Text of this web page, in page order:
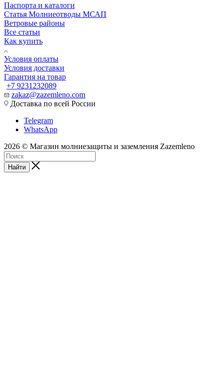
Паспорта и каталоги
Статья Молниеотводы МСАП
Ветровые районы
Все статьи
Как купить
Условия оплаты
Условия доставки
Гарантия на товар
+7 9231232089
zakaz@zazemleno.com
Доставка по всей России
Telegram
WhatsApp
2026 © Магазин молниезащиты и заземления Zazemleno
Найти